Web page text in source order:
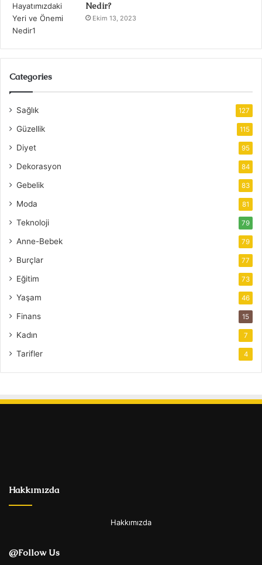
Nedir?
Ekim 13, 2023
Categories
Sağlık 127
Güzellik 115
Diyet 95
Dekorasyon 84
Gebelik 83
Moda 81
Teknoloji 79
Anne-Bebek 79
Burçlar 77
Eğitim 73
Yaşam 46
Finans 15
Kadın 7
Tarifler 4
Hakkımızda
Hakkımızda
@Follow Us